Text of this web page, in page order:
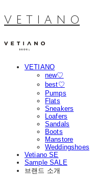
V E T I A N O
VETIANO
new♡
best♡
Pumps
Flats
Sneakers
Loafers
Sandals
Boots
Manstore
Weddingshoes
Vetiano SE
Sample SALE
브랜드 소개